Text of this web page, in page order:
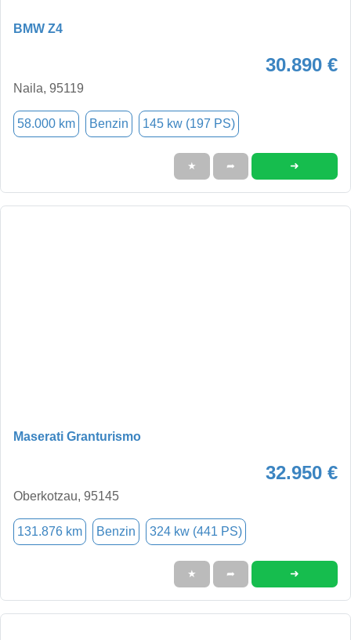
BMW Z4
30.890 €
Naila, 95119
58.000 km Benzin 145 kw (197 PS)
★ ➦ ➜
Maserati Granturismo
32.950 €
Oberkotzau, 95145
131.876 km Benzin 324 kw (441 PS)
★ ➦ ➜